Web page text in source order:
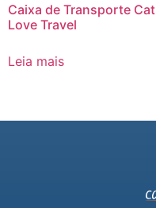
Caixa de Transporte Cat
Love Travel
Leia mais